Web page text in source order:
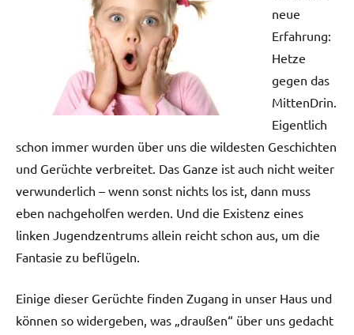
neue
Erfahrung:
Hetze
gegen das
MittenDrin.
Eigentlich
schon immer wurden über uns die wildesten Geschichten
und Gerüchte verbreitet. Das Ganze ist auch nicht weiter
verwunderlich – wenn sonst nichts los ist, dann muss
eben nachgeholfen werden. Und die Existenz eines
linken Jugendzentrums allein reicht schon aus, um die
Fantasie zu beflügeln.
Einige dieser Gerüchte finden Zugang in unser Haus und
können so widergeben, was „draußen“ über uns gedacht